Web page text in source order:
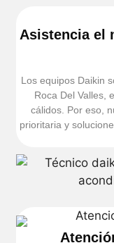
Asistencia el
Los equipos Daikin
Roca Del Valles,
cálidos. Por eso,
prioritaria y